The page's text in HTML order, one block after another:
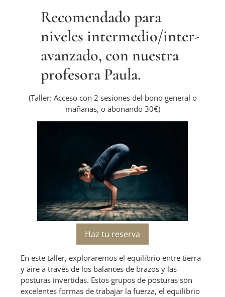
Recomendado para
niveles intermedio/inter-
avanzado, con nuestra
profesora Paula.
(Taller: Acceso con 2 sesiones del bono general o
mañanas, o abonando 30€)
Haz tu reserva
En este taller, exploraremos el equilibrio entre tierra
y aire a través de los balances de brazos y las
posturas invertidas. Estos grupos de posturas son
excelentes formas de trabajar la fuerza, el equilibrio